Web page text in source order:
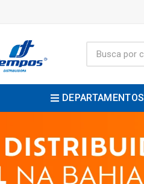
DEPARTAMENTOS